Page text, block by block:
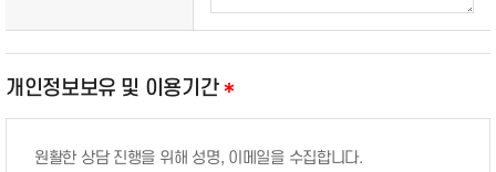
개인정보보유 및 이용기간*
원활한 상담 진행을 위해 성명, 이메일을 수집합니다.